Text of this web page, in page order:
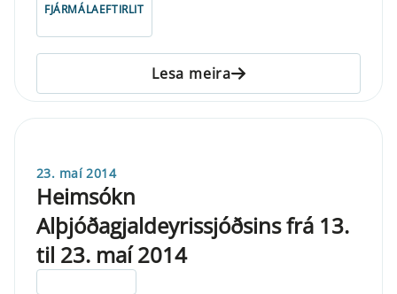
FJÁRMÁLAEFTIRLIT
Lesa meira
23. maí 2014
Heimsókn
Alþjóðagjaldeyrissjóðsins frá 13.
til 23. maí 2014